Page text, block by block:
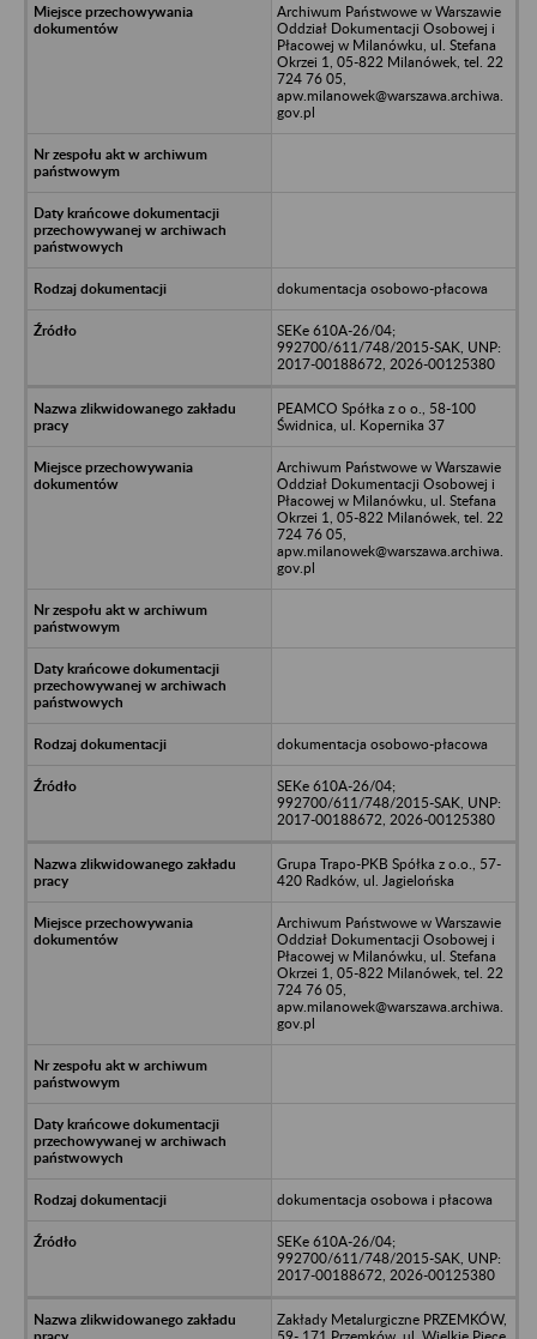
Archiwum Państwowe w Warszawie
Oddział Dokumentacji Osobowej i
Płacowej w Milanówku, ul. Stefana
Okrzei 1, 05-822 Milanówek, tel. 22
724 76 05,
apw.milanowek@warszawa.archiwa.
gov.pl
dokumentacja osobowo-płacowa
SEKe 610A-26/04;
992700/611/748/2015-SAK, UNP:
2017-00188672, 2026-00125380
PEAMCO Spółka z o o., 58-100
Świdnica, ul. Kopernika 37
Archiwum Państwowe w Warszawie
Oddział Dokumentacji Osobowej i
Płacowej w Milanówku, ul. Stefana
Okrzei 1, 05-822 Milanówek, tel. 22
724 76 05,
apw.milanowek@warszawa.archiwa.
gov.pl
dokumentacja osobowo-płacowa
SEKe 610A-26/04;
992700/611/748/2015-SAK, UNP:
2017-00188672, 2026-00125380
Grupa Trapo-PKB Spółka z o.o., 57-
420 Radków, ul. Jagielońska
Archiwum Państwowe w Warszawie
Oddział Dokumentacji Osobowej i
Płacowej w Milanówku, ul. Stefana
Okrzei 1, 05-822 Milanówek, tel. 22
724 76 05,
apw.milanowek@warszawa.archiwa.
gov.pl
dokumentacja osobowa i płacowa
SEKe 610A-26/04;
992700/611/748/2015-SAK, UNP:
2017-00188672, 2026-00125380
Zakłady Metalurgiczne PRZEMKÓW,